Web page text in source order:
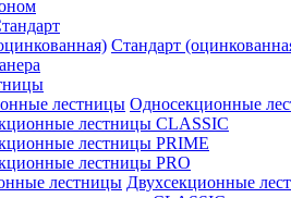
Стандарт
Односекционные
лестницы CLASSIC
лестницы PRIME
лестницы PRO
Двухсекционные